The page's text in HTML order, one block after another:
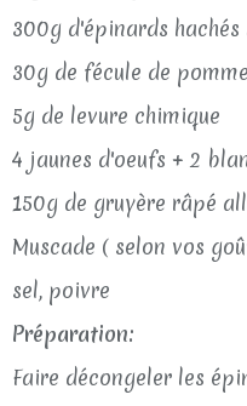
300g d'épinards
30g de fécule de
5g de levure chimique
4 jaunes d'oeufs + 2
150g de gruyère râpé
Muscade ( selon vos
sel, poivre
Préparation:
Faire décongeler les